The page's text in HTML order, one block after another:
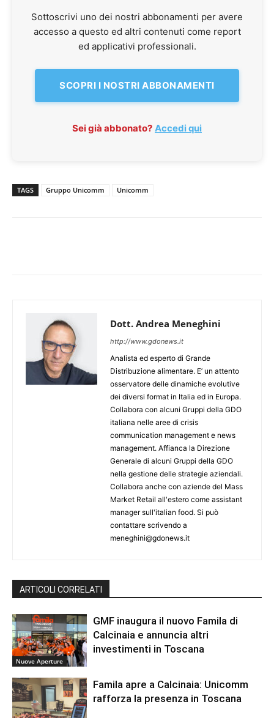
Sottoscrivi uno dei nostri abbonamenti per avere
accesso a questo ed altri contenuti come report
ed applicativi professionali.
SCOPRI I NOSTRI ABBONAMENTI
Sei già abbonato? Accedi qui
TAGS Gruppo Unicomm Unicomm
Dott. Andrea Meneghini
http://www.gdonews.it
Analista ed esperto di Grande
Distribuzione alimentare. E’ un attento
osservatore delle dinamiche evolutive
dei diversi format in Italia ed in Europa.
Collabora con alcuni Gruppi della GDO
italiana nelle aree di crisis
communication management e news
management. Affianca la Direzione
Generale di alcuni Gruppi della GDO
nella gestione delle strategie aziendali.
Collabora anche con aziende del Mass
Market Retail all'estero come assistant
manager sull'italian food. Si può
contattare scrivendo a
meneghini@gdonews.it
ARTICOLI CORRELATI
Nuove Aperture
GMF inaugura il nuovo Famila di
Calcinaia e annuncia altri
investimenti in Toscana
Famila apre a Calcinaia: Unicomm
rafforza la presenza in Toscana